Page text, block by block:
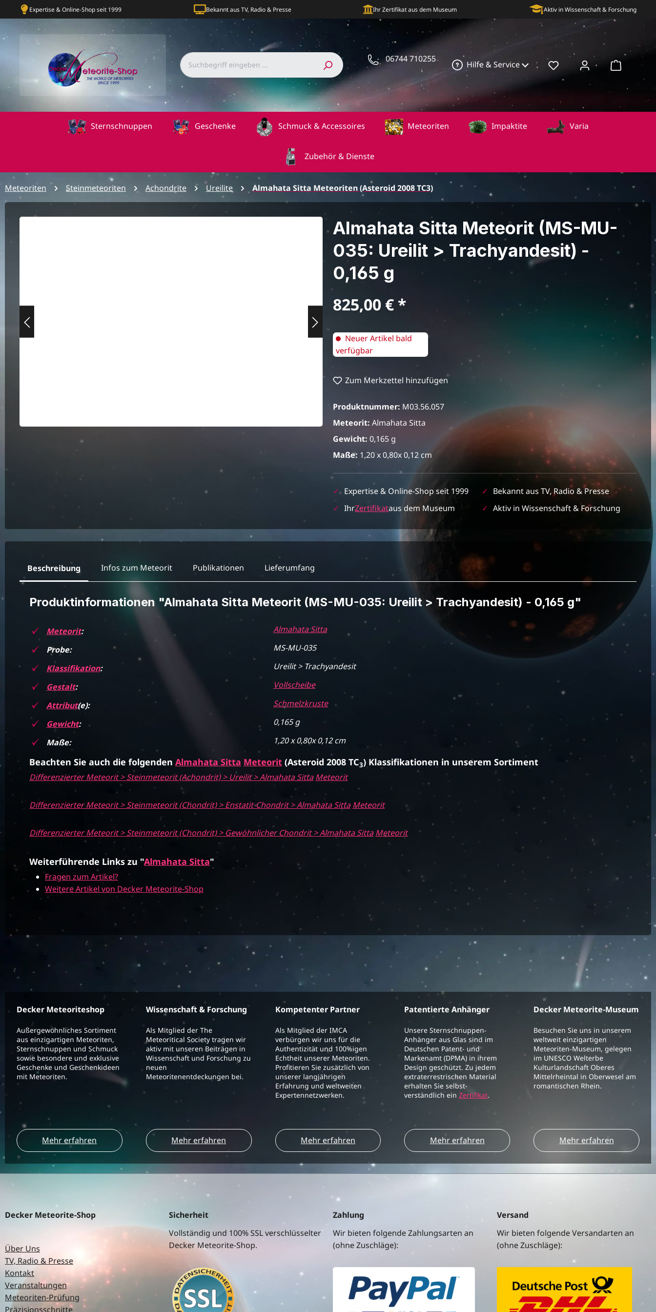
Expertise & Online-Shop seit 1999 Bekannt aus TV, Radio & Presse Ihr Zertifikat aus dem Museum Aktiv in Wissenschaft & Forschung
06744 710255
Hilfe & Service
Sternschnuppen Geschenke Schmuck & Accessoires Meteoriten Impaktite Varia
Zubehör & Dienste
Meteoriten Steinmeteoriten Achondrite Ureilite Almahata Sitta Meteoriten (Asteroid 2008 TC3)
Bildergalerie überspringen
Almahata Sitta Meteorit (MS-MU-
035: Ureilit > Trachyandesit) -
0,165 g
Regulärer Preis:
825,00 €
Neuer Artikel bald
verfügbar
Zum Merkzettel hinzufügen
Produktnummer: M03.56.057
Meteorit: Almahata Sitta
Gewicht: 0,165 g
Maße: 1,20 x 0,80x 0,12 cm
✓ Expertise & Online-Shop seit 1999 ✓ Bekannt aus TV, Radio & Presse
✓ IhrZertifikataus dem Museum ✓ Aktiv in Wissenschaft & Forschung
Beschreibung Infos zum Meteorit Publikationen Lieferumfang
Produktinformationen "Almahata Sitta Meteorit (MS-MU-035: Ureilit > Trachyandesit) - 0,165 g"
Meteorit:
Almahata Sitta
Probe:
MS-MU-035
Klassifikation:
Ureilit > Trachyandesit
Gestalt:
Vollscheibe
Attribut(e):
Schmelzkruste
Gewicht:
0,165 g
Maße:
1,20 x 0,80x 0,12 cm
Beachten Sie auch die folgenden Almahata Sitta Meteorit (Asteroid 2008 TC3) Klassifikationen in unserem Sortiment
Differenzierter Meteorit > Steinmeteorit (Achondrit) > Ureilit >Almahata Sitta Meteorit
Differenzierter Meteorit > Steinmeteorit (Chondrit) > Enstatit-Chondrit >Almahata Sitta Meteorit
Differenzierter Meteorit > Steinmeteorit (Chondrit) > Gewöhnlicher Chondrit >Almahata Sitta Meteorit
Weiterführende Links zu "Almahata Sitta"
Fragen zum Artikel?
Weitere Artikel von Decker Meteorite-Shop
Decker Meteoriteshop
Außergewöhnliches Sortiment
aus einzigartigen Meteoriten,
Sternschnuppen und Schmuck
sowie besondere und exklusive
Geschenke und Geschenkideen
mit Meteoriten.
Mehr erfahren
Wissenschaft & Forschung
Als Mitglied der The
Meteoritical Society tragen wir
aktiv mit unseren Beiträgen in
Wissenschaft und Forschung zu
neuen
Meteoritenentdeckungen bei.
Mehr erfahren
Kompetenter Partner
Als Mitglied der IMCA
verbürgen wir uns für die
Authentizität und 100%igen
Echtheit unserer Meteoriten.
Profitieren Sie zusätzlich von
unserer langjährigen
Erfahrung und weltweiten
Expertennetzwerken.
Mehr erfahren
Patentierte Anhänger
Unsere Sternschnuppen-
Anhänger aus Glas sind im
Deutschen Patent- und
Markenamt (DPMA) in ihrem
Design geschützt. Zu jedem
extraterrestrischen Material
erhalten Sie selbst-
verständlich einZertifikat.
Mehr erfahren
Decker Meteorite-Museum
Besuchen Sie uns in unserem
weltweit einzigartigen
Meteoriten-Museum, gelegen
im UNESCO Welterbe
Kulturlandschaft Oberes
Mittelrheintal in Oberwesel am
romantischen Rhein.
Mehr erfahren
Decker Meteorite-Shop
Über Uns
TV, Radio & Presse
Kontakt
Veranstaltungen
Meteoriten-Prüfung
Präzisionsschnitte
Sicherheit
Vollständig und 100% SSL verschlüsselter
Decker Meteorite-Shop.
Zahlung
Wir bieten folgende Zahlungsarten an
(ohne Zuschläge):
Versand
Wir bieten folgende Versandarten an
(ohne Zuschläge):